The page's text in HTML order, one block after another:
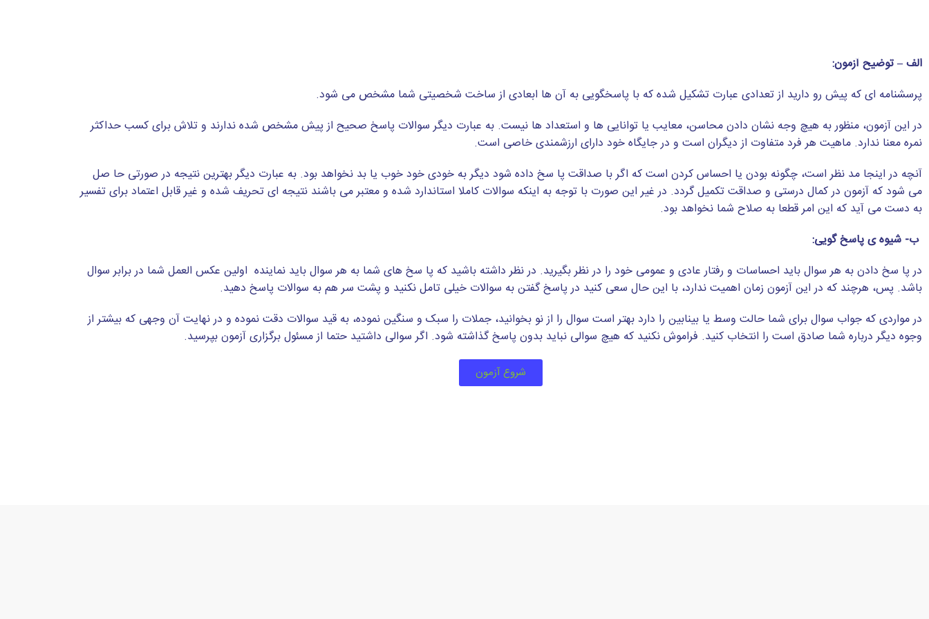
الف–توضیح آزمون:
پرسشنامه ای که پیش رو دارید از تعدادی عبارت تشکیل شده که با پاسخگویی به آن ها ابعادی از ساخت شخصیتی شما مشخص می شود.
در این آزمون، منظور به هیچ وجه نشان دادن محاسن، معایب یا توانایی ها و استعداد ها نیست. به عبارت دیگر سوالات پاسخ صحیح از پیش مشخص شده ندارند و تلاش برای کسب حداکثر
نمره معنا ندارد. ماهیت هر فرد متفاوت از دیگران است و در جایگاه خود دارای ارزشمندی خاصی است.
آنچه در اینجا مد نظر است، چگونه بودن یا احساس کردن است که اگر با صداقت پا سخ داده شود دیگر به خودی خود خوب یا بد نخواهد بود. به عبارت دیگر بهترین نتیجه در صورتی حا صل
می شود که آزمون در کمال درستی و صداقت تکمیل گردد. در غیر این صورت با توجه به اینکه سوالات کاملا استاندارد شده و معتبر می باشند نتیجه ای تحریف شده و غیر قابل اعتماد برای تفسیر
به دست می آید که این امر قطعا به صلاح شما نخواهد بود.
ب- شیوه ی پاسخ گویی:
در پا سخ دادن به هر سوال باید احساسات و رفتار عادی و عمومی خود را در نظر بگیرید. در نظر داشته باشید که پا سخ های شما به هر سوال باید نماینده اولین عکس العمل شما در برابر سوال
باشد. پس، هرچند که در این آزمون زمان اهمیت ندارد، با این حال سعی کنید در پاسخ گفتن به سوالات خیلی تامل نکنید و پشت سر هم به سوالات پاسخ دهید.
در مواردی که جواب سوال برای شما حالت وسط یا بینابین را دارد بهتر است سوال را از نو بخوانید، جملات را سبک و سنگین نموده، به قید سوالات دقت نموده و در نهایت آن وجهی که بیشتر از
وجوه دیگر درباره شما صادق است را انتخاب کنید. فراموش نکنید که هیچ سوالی نباید بدون پاسخ گذاشته شود. اگر سوالی داشتید حتما از مسئول برگزاری آزمون بپرسید.
شروع آزمون